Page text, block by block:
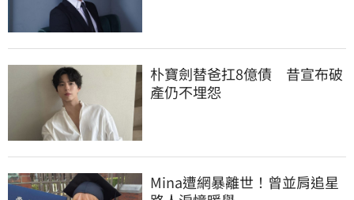
朴寶劍替爸扛8億債　昔宣布破
產仍不埋怨
Mina遭網暴離世！曾並肩追星